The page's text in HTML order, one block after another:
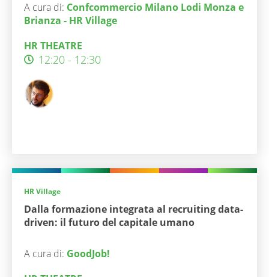
A cura di: Confcommercio Milano Lodi Monza e
Brianza - HR Village
HR THEATRE
12:20 - 12:30
HR Village
Dalla formazione integrata al recruiting data-
driven: il futuro del capitale umano
A cura di: GoodJob!